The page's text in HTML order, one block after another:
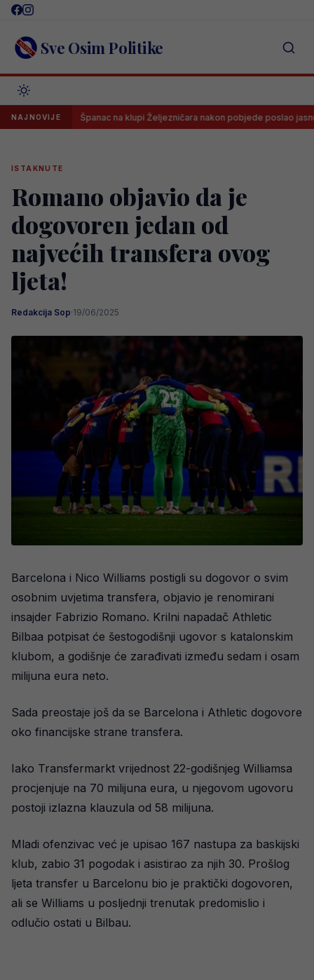
Skip
content Sve Osim Politike
NAJNOVIJE
Španac na klupi Željezničara nakon pobjede poslao jasnu poruku
ISTAKNUTE
Romano objavio da je
dogovoren jedan od
najvećih transfera ovog
ljeta!
Redakcija Sop·19/06/2025
Barcelona i Nico Williams postigli su dogovor o svim
osobnim uvjetima transfera, objavio je renomirani
insajder Fabrizio Romano. Krilni napadač Athletic
Bilbaa potpisat će šestogodišnji ugovor s katalonskim
klubom, a godišnje će zarađivati između sedam i osam
milijuna eura neto.
Sada preostaje još da se Barcelona i Athletic dogovore
oko financijske strane transfera.
Iako Transfermarkt vrijednost 22-godišnjeg Williamsa
procjenjuje na 70 milijuna eura, u njegovom ugovoru
postoji izlazna klauzula od 58 milijuna.
Mladi ofenzivac već je upisao 167 nastupa za baskijski
klub, zabio 31 pogodak i asistirao za njih 30. Prošlog
ljeta transfer u Barcelonu bio je praktički dogovoren,
ali se Williams u posljednji trenutak predomislio i
odlučio ostati u Bilbau.